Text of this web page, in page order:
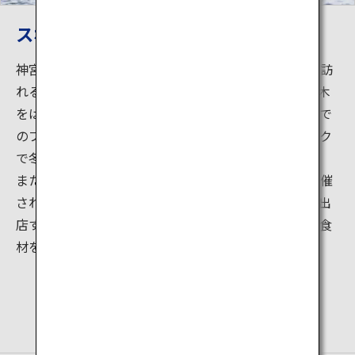
スポーツやグルメも楽しもう！
神宮外苑は、美しい自然とスポーツ施設が融合した、訪
れる人々に活力を与えてくれる場所です。いちょう並木
をはじめとした緑豊かな庭園を散策したり、神宮球場で
のプロ野球観戦を楽しんだり、あるいはスケートリンク
で冬のスポーツを満喫したりするのもおすすめです。
また、神宮外苑では、季節ごとに様々なイベントが開催
され、グルメなども楽しめます。様々な種類の屋台も出
店するので、日本の伝統文化に触れる体験や、地元の食
材を使った美味しい料理も味わえます。